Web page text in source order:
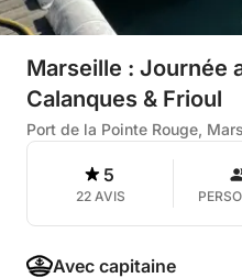
Marseille : Journée
Calanques & Frioul
Port de la Pointe Rouge,
5
22 AVIS
Avec capitaine